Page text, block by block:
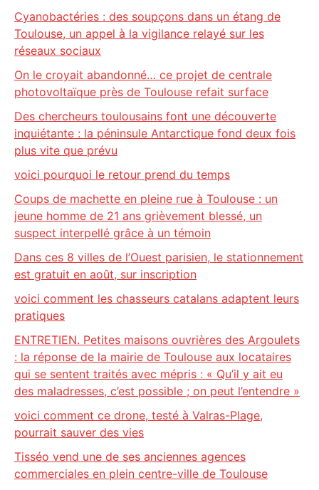
Cyanobactéries : des soupçons dans un étang de
Toulouse, un appel à la vigilance relayé sur les
réseaux sociaux
On le croyait abandonné… ce projet de centrale
photovoltaïque près de Toulouse refait surface
Des chercheurs toulousains font une découverte
inquiétante : la péninsule Antarctique fond deux fois
plus vite que prévu
voici pourquoi le retour prend du temps
Coups de machette en pleine rue à Toulouse : un
jeune homme de 21 ans grièvement blessé, un
suspect interpellé grâce à un témoin
Dans ces 8 villes de l’Ouest parisien, le stationnement
est gratuit en août, sur inscription
voici comment les chasseurs catalans adaptent leurs
pratiques
ENTRETIEN. Petites maisons ouvrières des Argoulets
: la réponse de la mairie de Toulouse aux locataires
qui se sentent traités avec mépris : « Qu’il y ait eu
des maladresses, c’est possible ; on peut l’entendre »
voici comment ce drone, testé à Valras-Plage,
pourrait sauver des vies
Tisséo vend une de ses anciennes agences
commerciales en plein centre-ville de Toulouse